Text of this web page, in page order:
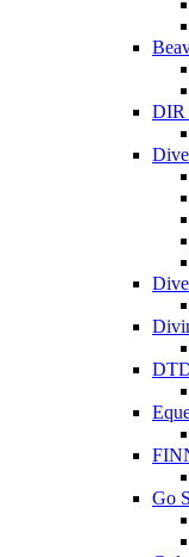
DIR
Go